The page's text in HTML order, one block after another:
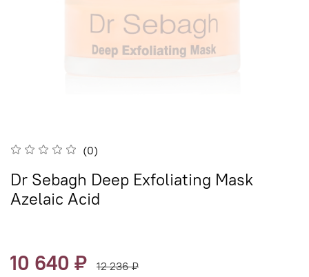
(0)
Dr Sebagh Deep Exfoliating Mask
Azelaic Acid
10 640 ₽ 12 236 ₽